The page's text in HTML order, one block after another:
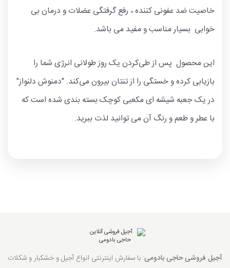
خاصیت ضد عفونی کننده ، رفع گرفتگی عضلات و درمان بی
خوابی بسیار مناسب و مفید می باشد.
این محصول پس از طی‌کردن یک روز طولانی انرژی شما را
بازیابی کرده و خستگی را از تنتان بیرون می‌کند. "دمنوش دلنواز"
در یک جعبه شیشه ای مکعبی کوچک بسته بندی شده است که
با عطر و طعم و رنگ آن می توانید لذت ببرید.
آجیل فروشی حاجی بادومی: با سفارش اینترنتی انواع آجیل و خشکبار و شکلات